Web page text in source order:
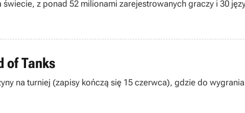
z ponad 52 milionami zarejestrowanych graczy i 30
of Tanks
na turniej (zapisy kończą się 15 czerwca), gdzie do wygrania